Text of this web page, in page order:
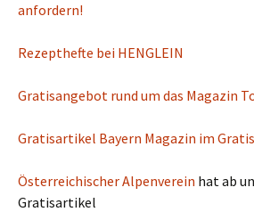
anfordern!
Rezepthefte bei HENGLEIN
Gratisangebot rund um das Magazin
Gratisartikel Bayern Magazin im
Österreichischer Alpenverein hat ab
Gratisartikel